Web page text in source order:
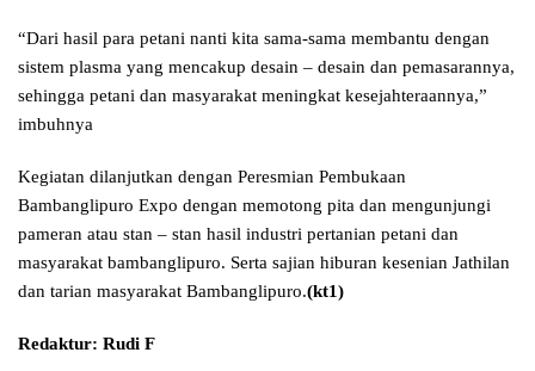
“Dari hasil para petani nanti kita sama-sama membantu dengan
sistem plasma yang mencakup desain – desain dan pemasarannya,
sehingga petani dan masyarakat meningkat kesejahteraannya,”
imbuhnya
Kegiatan dilanjutkan dengan Peresmian Pembukaan
Bambanglipuro Expo dengan memotong pita dan mengunjungi
pameran atau stan – stan hasil industri pertanian petani dan
masyarakat bambanglipuro. Serta sajian hiburan kesenian Jathilan
dan tarian masyarakat Bambanglipuro.(kt1)
Redaktur: Rudi F